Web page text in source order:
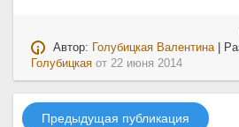
Автор:
Голубицкая Валентина|
Голубицкая от 22 июня 2014
Предыдущая публикация